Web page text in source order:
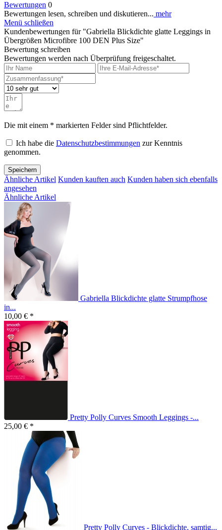
Bewertungen 0
Bewertungen lesen, schreiben und diskutieren... mehr
Menü schließen
Kundenbewertungen für "Gabriella Blickdichte glatte Leggings in
Übergrößen Microfibre 100 DEN Plus Size"
Bewertung schreiben
Bewertungen werden nach Überprüfung freigeschaltet.
Die mit einem * markierten Felder sind Pflichtfelder.
Ich habe die Datenschutzbestimmungen zur Kenntnis
genommen.
Speichern
Ähnliche Artikel Kunden kauften auch Kunden haben sich ebenfalls
angesehen
Ähnliche Artikel
Gabriella Blickdichte glatte Strumpfhose
in...
10,00 € *
Pretty Polly Curves Smooth Leggings -...
25,00 € *
Pretty Polly Curves - Blickdichte, samtig...